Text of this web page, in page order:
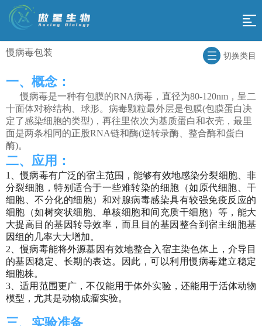
网
站
航
科
技
术
平
组
学
测
序
促
销
活
动
傲
星
云
平
台
作
流
程
关
于
我
们
返
回
首
页
慢病毒包装 切换类目
一、概念：
慢病毒是一种有包膜的RNA病毒，直径为80-120nm，呈二
十面体对称结构、球形。病毒颗粒最外层是包膜(包膜蛋白决
定了感染细胞的类型)，再往里依次为基质蛋白和衣壳，最里
面是两条相同的正股RNA链和酶(逆转录酶、整合酶和蛋白
酶)。
二、应用：
1、慢病毒有广泛的宿主范围，能够有效地感染分裂细胞、非
分裂细胞，特别适合于一些难转染的细胞（如原代细胞、干
细胞、不分化的细胞）和对腺病毒感染具有较强免疫反应的
细胞（如树突状细胞、单核细胞和间充质干细胞）等，能大
大提高目的基因转导效率，而且目的基因整合到宿主细胞基
因组的几率大大增加。
2、慢病毒能将外源基因有效地整合入宿主染色体上，介导目
的基因稳定、长期的表达。因此，可以利用慢病毒建立稳定
细胞株。
3、适用范围更广，不仅能用于体外实验，还能用于活体动物
模型，尤其是动物成瘤实验。
三、实验准备